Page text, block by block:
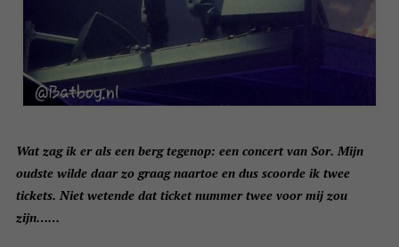
Wat zag ik er als een berg tegenop: een concert van Sor. Mijn
oudste wilde daar zo graag naartoe en dus scoorde ik twee
tickets. Niet wetende dat ticket nummer twee voor mij zou
zijn……